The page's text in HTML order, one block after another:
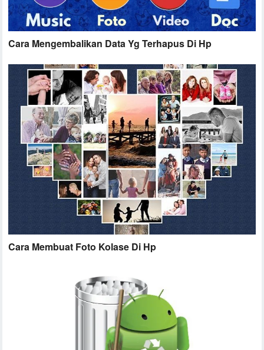
Cara Mengembalikan Data Yg Terhapus Di Hp
Cara Membuat Foto Kolase Di Hp